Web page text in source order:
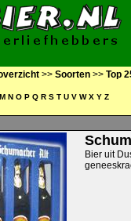
>> Soorten >> Top
M N O P Q R S T U V W X Y Z
Bier uit